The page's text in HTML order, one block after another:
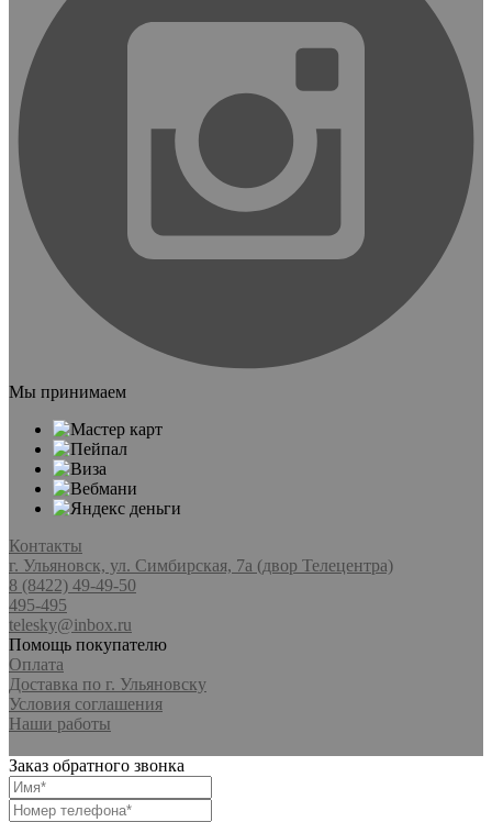
Мы принимаем
Контакты
г. Ульяновск, ул. Симбирская, 7а (двор Телецентра)
8 (8422) 49-49-50
495-495
telesky@inbox.ru
Помощь покупателю
Оплата
Доставка по г. Ульяновску
Условия соглашения
Наши работы
Заказ обратного звонка